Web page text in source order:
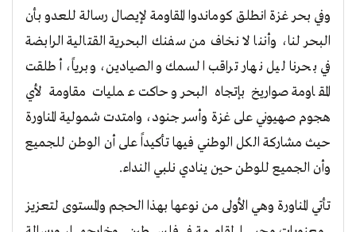
وفي بحر غزة انطلق كوماندوا المقاومة لإيصال رسالة للعدو بأن
البحر لنا، وأننا لا نخاف من سفنك البحرية القتالية الرابضة
في بحرنا ليل نهار تراقب السمك والصيادين، وبرياً، أطلقت
المقاومة صواريخ بإتجاه البحر وحاكت عمليات مقاومة لأي
هجوم صهيوني على غزة وأسر جنود، وامتدت شمولية المناورة
حيث مشاركة الكل الوطني فيها تأكيداً على أن الوطن للجميع
وأن الجميع للوطن حين ينادي نلبي النداء.
تأتي المناورة وهي الأولى من نوعها بهذا الحجم والمستوى لتعزيز